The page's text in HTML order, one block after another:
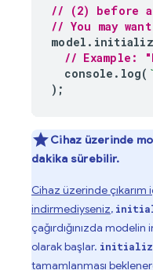
// (2) before
// You may
model .
// Example:
console . log(
);
Cihaz üzerinde
dakika sürebilir.
Cihaz üzerinde
indirmediyseniz,
çağırdığınızda
olarak başlar.
tamamlanması